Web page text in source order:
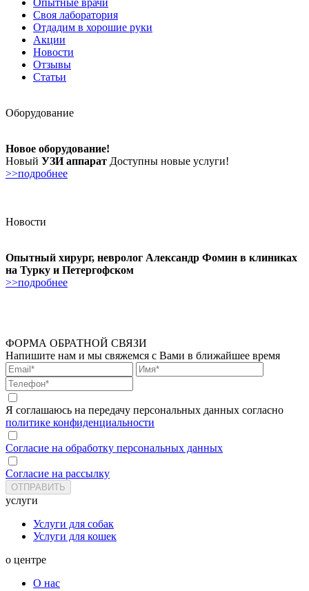
Своя лаборатория
Отдадим в хорошие руки
Акции
Новости
Отзывы
Статьи
Оборудование
Новое оборудование!
Новый УЗИ аппарат Доступны новые услуги!
>>подробнее
Новости
Опытный хирург, невролог Александр Фомин в клиниках
на Турку и Петергофском
>>подробнее
ФОРМА ОБРАТНОЙ СВЯЗИ
Напишите нам и мы свяжемся с Вами в ближайшее время
Я соглашаюсь на передачу персональных данных согласно
политике конфиденциальности
Согласие на обработку персональных данных
Согласие на рассылку
услуги
Услуги для собак
Услуги для кошек
о центре
О нас